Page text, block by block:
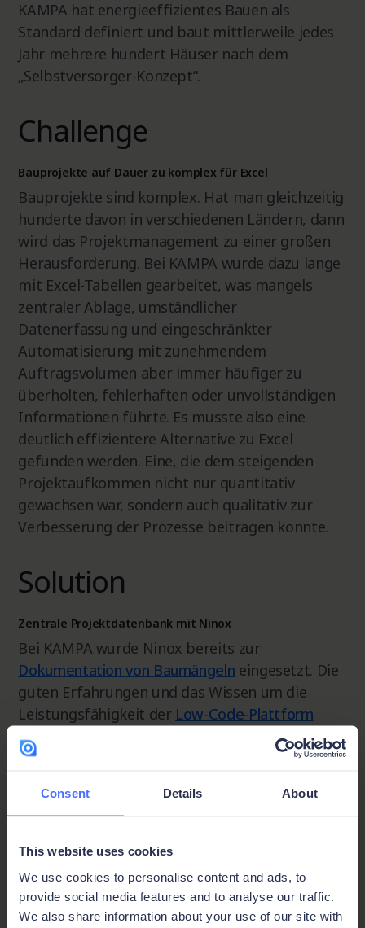
Consent Details About
This website uses cookies
We use cookies to personalise content and ads, to
provide social media features and to analyse our traffic.
We also share information about your use of our site with
KAMPA hat energieeffizientes Bauen als
Standard definiert und baut mittlerweile jedes
Jahr mehrere hundert Häuser nach dem
„Selbstversorger-Konzept“.
Challenge
Bauprojekte auf Dauer zu komplex für Excel
Bauprojekte sind komplex. Hat man gleichzeitig
hunderte davon in verschiedenen Ländern, dann
wird das Projektmanagement zu einer großen
Herausforderung. Bei KAMPA wurde dazu lange
mit Excel-Tabellen gearbeitet, was mangels
zentraler Ablage, umständlicher
Datenerfassung und eingeschränkter
Automatisierung mit zunehmendem
Auftragsvolumen aber immer häufiger zu
überholten, fehlerhaften oder unvollständigen
Informationen führte. Es musste also eine
deutlich effizientere Alternative zu Excel
gefunden werden. Eine, die dem steigenden
Projektaufkommen nicht nur quantitativ
gewachsen war, sondern auch qualitativ zur
Verbesserung der Prozesse beitragen konnte.
Solution
Zentrale Projektdatenbank mit Ninox
Bei KAMPA wurde Ninox bereits zur
Dokumentation von Baumängeln eingesetzt. Die
guten Erfahrungen und das Wissen um die
Leistungsfähigkeit der Low-Code-Plattform
legten die Entscheidung nahe, nun auch das
komplette Bau-Projektmanagement damit
Ninox Schritt für Schritt eine Projektdatenbank
Vertragseingang bis zur Hausübergabe
Baustellenmanagements
mit genauen
Terminierungen, Personal- und Material-